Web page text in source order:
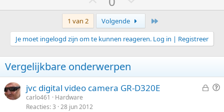
t
e
m
o
m
h
o
o
t
e
m
o
m
a
a
1 van 2 Volgende
Je moet ingelogd zijn om te kunnen reageren. Log in | Registreer
Vergelijkbare onderwerpen
G V
jvc digital video camera GR-D320E
carlo461
Hardware
Reacties 3 28 jun 2012